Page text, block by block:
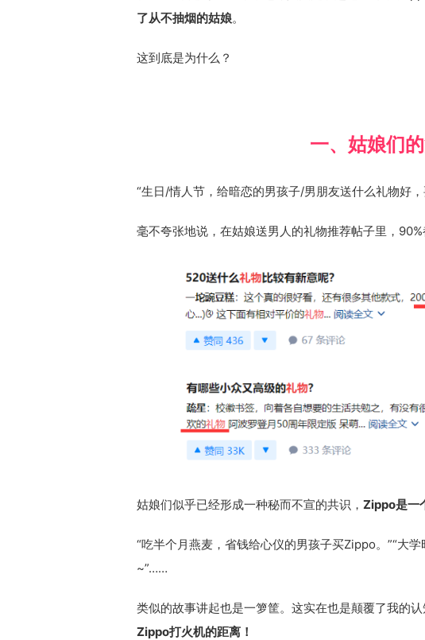
了从不抽烟的姑娘。
这到底是为什么？
一、 姑娘们
“生日/情人节，给暗恋的男孩子/男朋友送什么礼物好
毫不夸张地说，在姑娘送男人的礼物推荐帖子里，
姑娘们似乎已经形成一种秘而不宣的共识， Zippo是一
“吃半个月燕麦，省钱给心仪的男孩子买Zippo。”“大
~”……
类似的故事讲起也是一箩筐。这实在也是颠覆了我的认
Zippo打火机的距离！